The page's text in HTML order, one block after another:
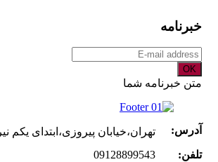
خبرنامه
متن خبرنامه شما
آدرس:
تهران،خیابان پیروزی،ابتدای یکم
تلفن:
09128899543